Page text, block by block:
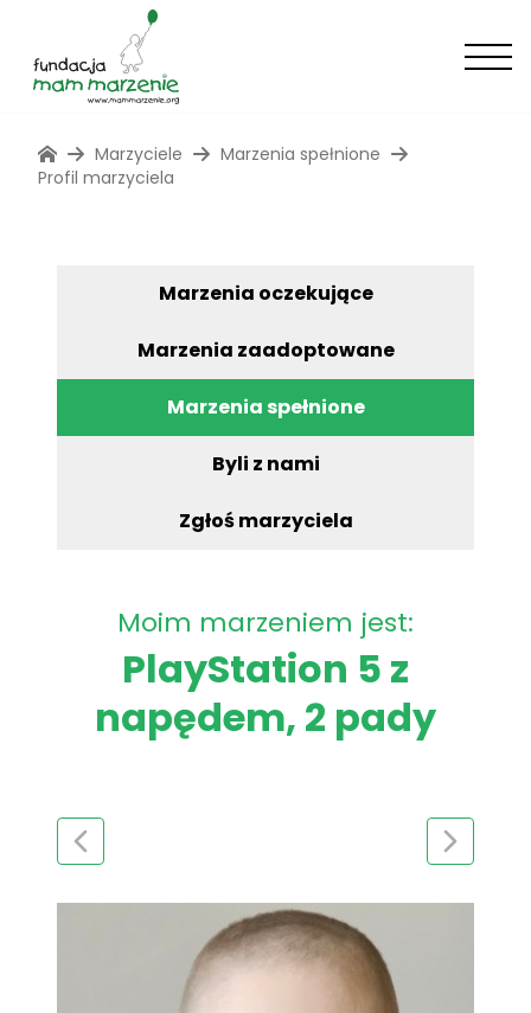
Marzyciele
Marzenia spełnione
Profil marzyciela
Marzenia oczekujące
Marzenia zaadoptowane
Marzenia spełnione
Byli z nami
Zgłoś marzyciela
Moim marzeniem jest:
PlayStation 5 z
napędem, 2 pady